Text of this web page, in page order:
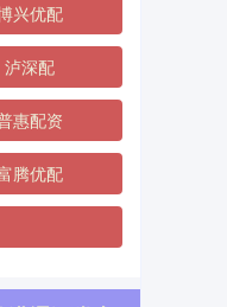
兴优配
泸深配
惠配资
腾优配